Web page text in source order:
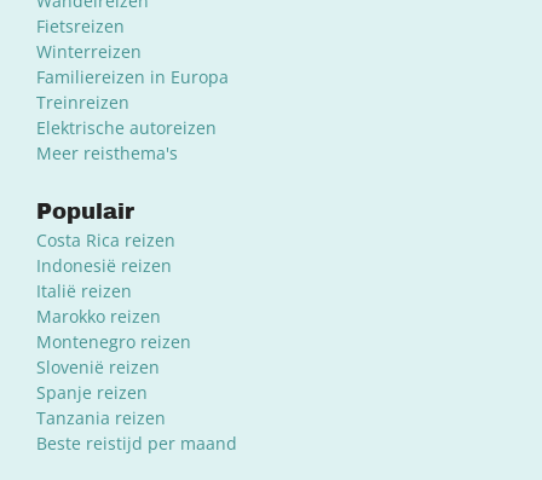
Fietsreizen
Winterreizen
Familiereizen in Europa
Treinreizen
Elektrische autoreizen
Meer reisthema's
Populair
Costa Rica reizen
Indonesië reizen
Italië reizen
Marokko reizen
Montenegro reizen
Slovenië reizen
Spanje reizen
Tanzania reizen
Beste reistijd per maand